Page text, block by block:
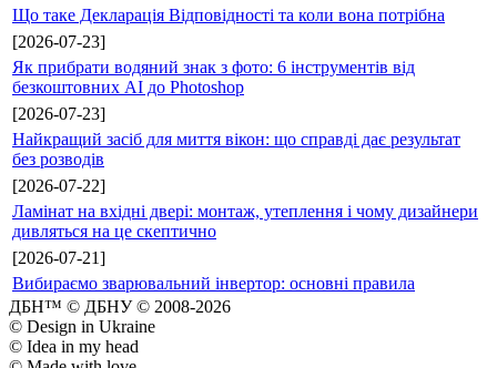
Що таке Декларація Відповідності та коли вона потрібна
[2026-07-23]
Як прибрати водяний знак з фото: 6 інструментів від
безкоштовних AI до Photoshop
[2026-07-23]
Найкращий засіб для миття вікон: що справді дає результат
без розводів
[2026-07-22]
Ламінат на вхідні двері: монтаж, утеплення і чому дизайнери
дивляться на це скептично
[2026-07-21]
Вибираємо зварювальний інвертор: основні правила
ДБН™ © ДБНУ © 2008-2026
© Design in Ukraine
© Idea in my head